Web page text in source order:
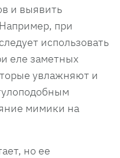
и выявить
при
использовать
еле заметных
увлажняют и
мимики на
но ее